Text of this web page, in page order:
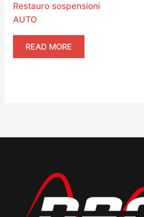
Restauro sospensioni
AUTO
READ MORE